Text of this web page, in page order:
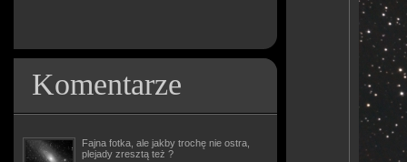
Komentarze
Fajna fotka, ale jakby trochę nie ostra,
plejady zresztą też ?